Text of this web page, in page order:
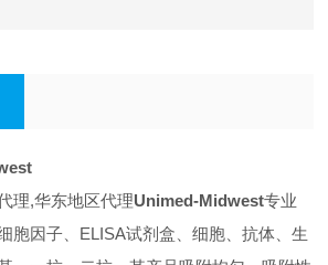
理,华东地区代理Unimed-Midwest专业
胞因子、ELISA试剂盒、细胞、抗体、生